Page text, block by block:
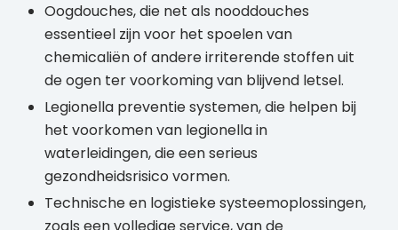
Oogdouches, die net als nooddouches
essentieel zijn voor het spoelen van
chemicaliën of andere irriterende stoffen uit
de ogen ter voorkoming van blijvend letsel.
Legionella preventie systemen, die helpen bij
het voorkomen van legionella in
waterleidingen, die een serieus
gezondheidsrisico vormen.
Technische en logistieke systeemoplossingen,